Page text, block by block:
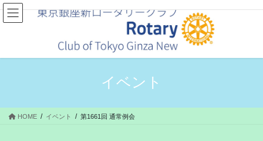
コ
ン
ナ
ビ
イベント
HOME イベント 第1661回 通常例会